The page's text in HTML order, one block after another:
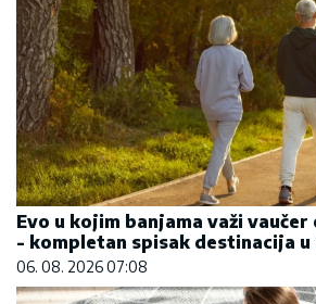
Evo u kojim banjama važi
- kompletan spisak destinacija
06. 08. 2026 07:08